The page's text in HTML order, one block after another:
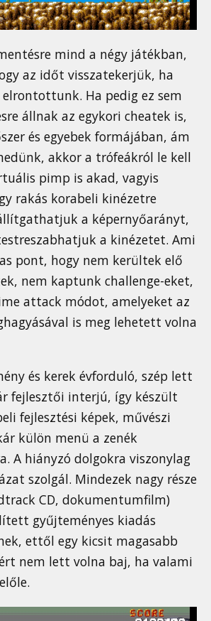
mind a négy játékban,
az időt visszatekerjük, ha
Ha pedig ez sem
állnak az egykori cheatek is,
és egyebek formájában, ám
akkor a trófeákról le kell
pimp is akad, vagyis
rakás korabeli kinézetre
a képernyőarányt,
a kinézetet. Ami
pont, hogy nem kerültek elő
nem kaptunk challenge-eket,
attack módot, amelyeket az
is meg lehetett volna
és kerek évforduló, szép lett
fejlesztői interjú, így készült
fejlesztési képek, művészi
külön menü a zenék
A hiányzó dolgokra viszonylag
szolgál. Mindezek nagy része
CD, dokumentumfilm)
gyűjteményes kiadás
ettől egy kicsit magasabb
nem lett volna baj, ha valami